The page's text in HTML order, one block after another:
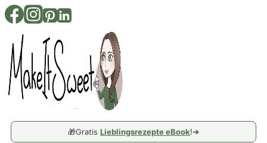
Zum
springen
🎁Gratis Lieblingsrezepte eBook!➔